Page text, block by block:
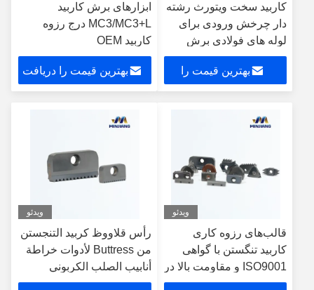
کاربید سخت ویتورث رشته
دار چرخش ورودی برای
لوله های فولادی برش
سطح
بهترین قیمت را
ابزارهای برش کاربید
MC3/MC3+L درج رزوه
کاربید OEM
بهترین قیمت را دریافت
ویدئو
قالب‌های رزوه کاری
کاربید تنگستن با گواهی
ISO9001 و مقاومت بالا در
برابر حرارت
ویدئو
رأس قلاووظ كربيد التنجستن
من Buttress لأدوات خراطة
أنابيب الصلب الكربوني